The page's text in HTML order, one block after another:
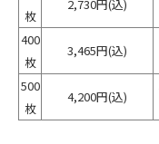
枚
2,730円(込)
400
枚
3,465円(込)
500
枚
4,200円(込)